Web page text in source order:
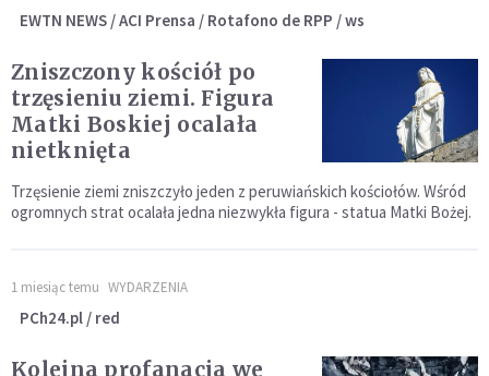
EWTN NEWS / ACI Prensa / Rotafono de RPP / ws
Zniszczony kościół po
trzęsieniu ziemi. Figura
Matki Boskiej ocalała
nietknięta
Trzęsienie ziemi zniszczyło jeden z peruwiańskich kościołów. Wśród
ogromnych strat ocalała jedna niezwykła figura - statua Matki Bożej.
1 miesiąc temu WYDARZENIA
PCh24.pl / red
Kolejna profanacja we